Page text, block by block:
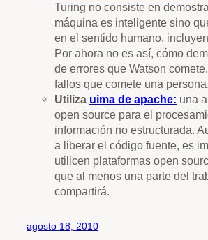
Turing no consiste en
máquina es inteligente sino
en el sentido humano,
Por ahora no es así, cómo
de errores que Watson
fallos que comete una persona.
Utiliza uima de apache: una
open source para el
información no estructurada.
a liberar el código fuente, es
utilicen plataformas open
que al menos una parte del
compartirá.
agosto 18, 2010